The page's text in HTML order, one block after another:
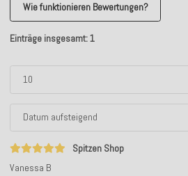
Wie funktionieren Bewertungen?
Einträge insgesamt: 1
Spitzen Shop
Vanessa B